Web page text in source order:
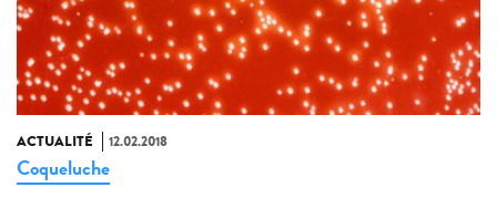
ACTUALITÉ 12.02.2018
Coqueluche